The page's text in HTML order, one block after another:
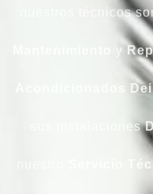
nuestros técnicos
y
sus instalaciones